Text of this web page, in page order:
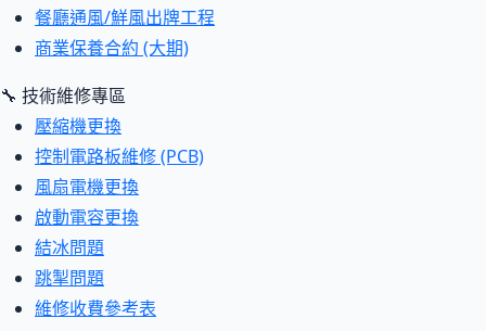
餐廳通風/鮮風出牌工程
商業保養合約 (大期)
🔧 技術維修專區
壓縮機更換
控制電路板維修 (PCB)
風扇電機更換
啟動電容更換
結冰問題
跳掣問題
維修收費參考表